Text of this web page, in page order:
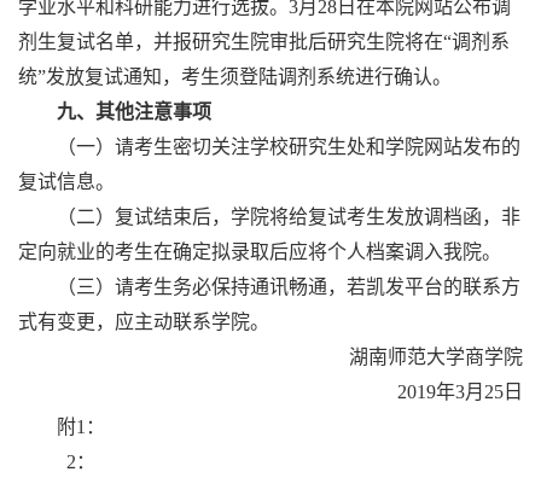
学业水平和科研能力进行选拔。 3月28日在本院网站公布调
剂生复试名单，并报研究生院审批后研究生院将在“调剂系
统”发放复试通知，考生须登陆调剂系统进行确认。
九、其他注意事项
（一）请考生密切关注学校研究生处和学院网站发布的
复试信息。
（二）复试结束后，学院将给复试考生发放调档函，非
定向就业的考生在确定拟录取后应将个人档案调入我院。
（三）请考生务必保持通讯畅通，若凯发平台的联系方
式有变更，应主动联系学院。
湖南师范大学商学院
2019年3月25日
附1：
2：